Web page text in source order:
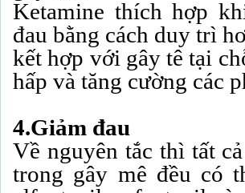
Ketamine thích hợp
đau bằng cách duy trì
kết hợp với gây tê tại
hấp và tăng cường các
4.Giảm đau
Về nguyên tắc thì tất
trong gây mê đều có